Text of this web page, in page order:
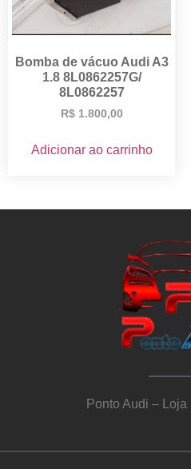
Bomba de vácuo Audi A3
1.8 8L0862257G/
8L0862257
R$1.800,00
Adicionar ao carrinho
Ponto Audi –